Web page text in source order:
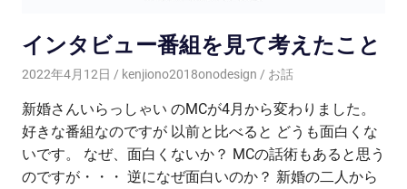
インタビュー番組を見て考えたこと
2022年4月12日 kenjiono2018onodesign お話
新婚さんいらっしゃい のMCが4月から変わりました。
好きな番組なのですが 以前と比べると どうも面白くな
いです。 なぜ、面白くないか？ MCの話術もあると思う
のですが・・・ 逆になぜ面白いのか？ 新婚の二人から